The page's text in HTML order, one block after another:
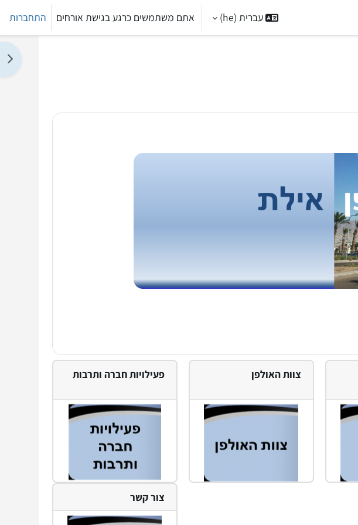
עברית ‎(he)‎ אתם משתמשים כרגע בגישת אורחים התחברות
צוות האולפן פעילויות חברה ותרבות
צור קשר